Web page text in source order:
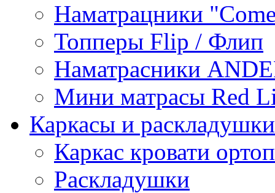
Наматрацники
Топперы Flip / Флип
Наматрасники
Мини матрасы Red
Каркасы и раскладушки
Каркас кровати
Раскладушки